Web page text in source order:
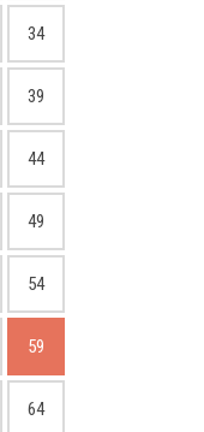
34
39
44
49
54
59
64